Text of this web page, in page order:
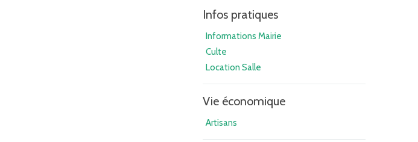
Infos pratiques
Informations Mairie
Culte
Location Salle
Vie économique
Artisans